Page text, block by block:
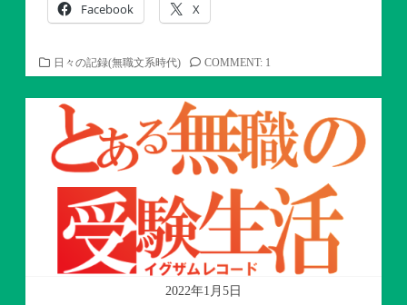
Facebook X
カ
テ
ゴ
日々の記録(無職文系時代) COMMENT: 1
2022年1月5日